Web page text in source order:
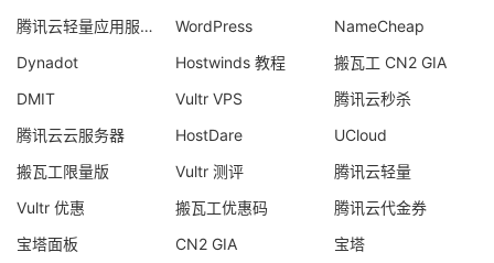
腾讯云轻量应用服务器
WordPress
NameCheap
Dynadot
Hostwinds 教程
搬瓦工 CN2 GIA
DMIT
Vultr VPS
腾讯云秒杀
腾讯云云服务器
HostDare
UCloud
搬瓦工限量版
Vultr 测评
腾讯云轻量
Vultr 优惠
搬瓦工优惠码
腾讯云代金券
宝塔面板
CN2 GIA
宝塔